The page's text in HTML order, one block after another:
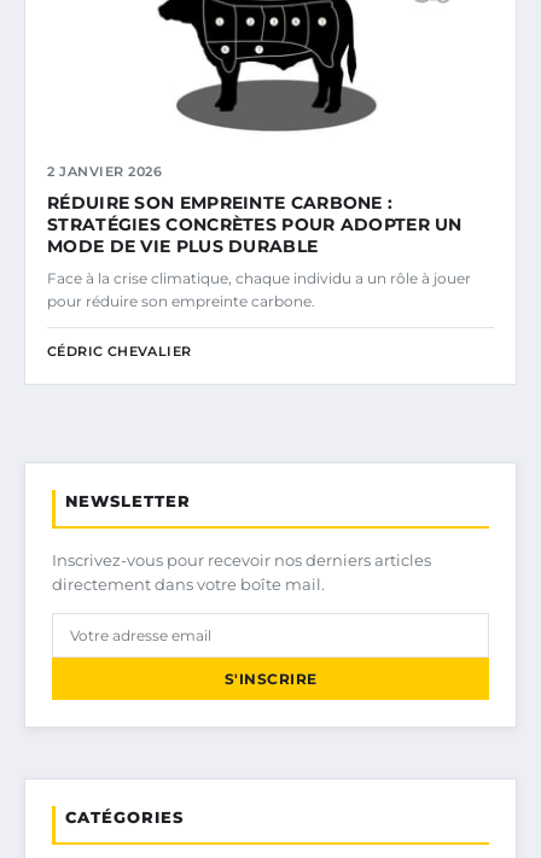
2 JANVIER 2026
RÉDUIRE SON EMPREINTE CARBONE :
STRATÉGIES CONCRÈTES POUR ADOPTER UN
MODE DE VIE PLUS DURABLE
Face à la crise climatique, chaque individu a un rôle à jouer
pour réduire son empreinte carbone.
CÉDRIC CHEVALIER
NEWSLETTER
Inscrivez-vous pour recevoir nos derniers articles
directement dans votre boîte mail.
S'INSCRIRE
CATÉGORIES